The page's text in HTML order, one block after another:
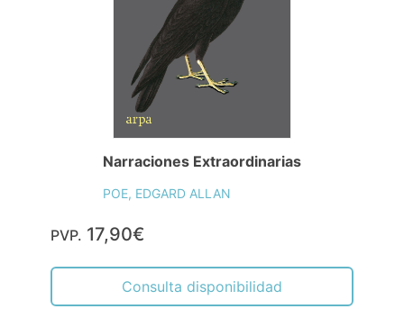
Narraciones Extraordinarias
POE, EDGARD ALLAN
PVP. 17,90€
Consulta disponibilidad